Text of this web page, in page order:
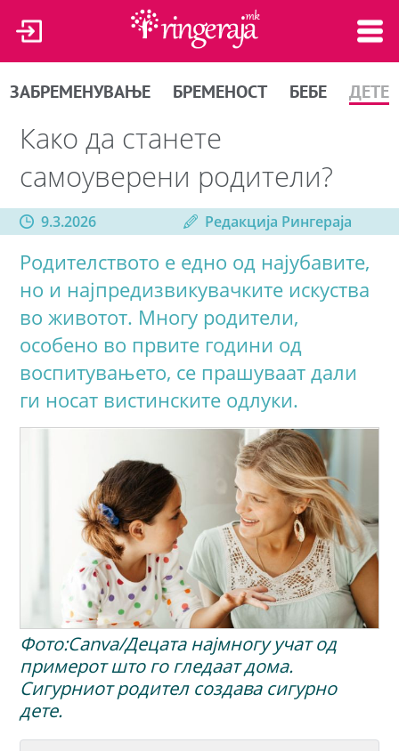
ЗАБРЕМЕНУВАЊЕ БРЕМЕНОСТ БЕБЕ ДЕТЕ
Како да станете
самоуверени родители?
9.3.2026 Редакција Рингераја
Родителството е едно од најубавите,
но и најпредизвикувачките искуства
во животот. Многу родители,
особено во првите години од
воспитувањето, се прашуваат дали
ги носат вистинските одлуки.
Фото:Canva/Децата најмногу учат од
примерот што го гледаат дома.
Сигурниот родител создава сигурно
дете.